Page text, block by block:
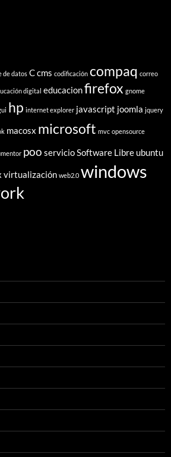
de datos Ccms codificación compaq correo
digital educacionfirefox gnome
hp internet explorer javascript joomla jquery
macosx microsoft mvc opensource
poo servicioSoftware Libre ubuntu
virtualización web2.0 windows